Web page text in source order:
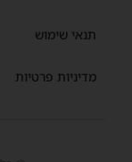
תנאי שימוש
מדיניות פרטיות